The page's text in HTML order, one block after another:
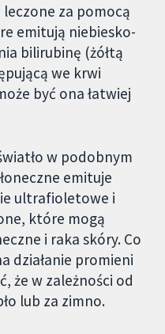
leczone za pomocą
emitują niebiesko-
bilirubinę (żółtą
we krwi
być ona łatwiej
w podobnym
emituje
ultrafioletowe i
które mogą
i raka skóry. Co
działanie promieni
że w zależności od
lub za zimno.